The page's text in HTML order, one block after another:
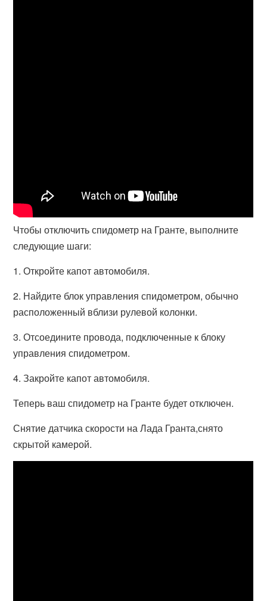
Чтобы отключить спидометр на Гранте, выполните
следующие шаги:
1. Откройте капот автомобиля.
2. Найдите блок управления спидометром, обычно
расположенный вблизи рулевой колонки.
3. Отсоедините провода, подключенные к блоку
управления спидометром.
4. Закройте капот автомобиля.
Теперь ваш спидометр на Гранте будет отключен.
Снятие датчика скорости на Лада Гранта,снято
скрытой камерой.